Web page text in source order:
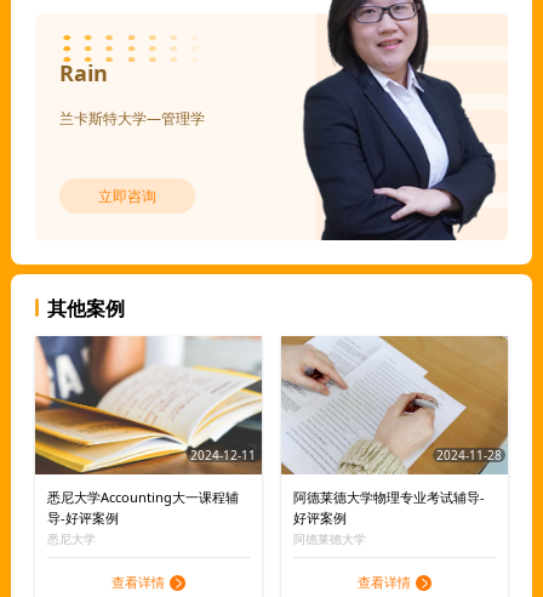
Rain
兰卡斯特大学—管理学
立即咨询
其他案例
2024-12-11
悉尼大学Accounting大一课程辅
导-好评案例
悉尼大学
查看详情
2024-11-28
阿德莱德大学物理专业考试辅导-
好评案例
阿德莱德大学
查看详情